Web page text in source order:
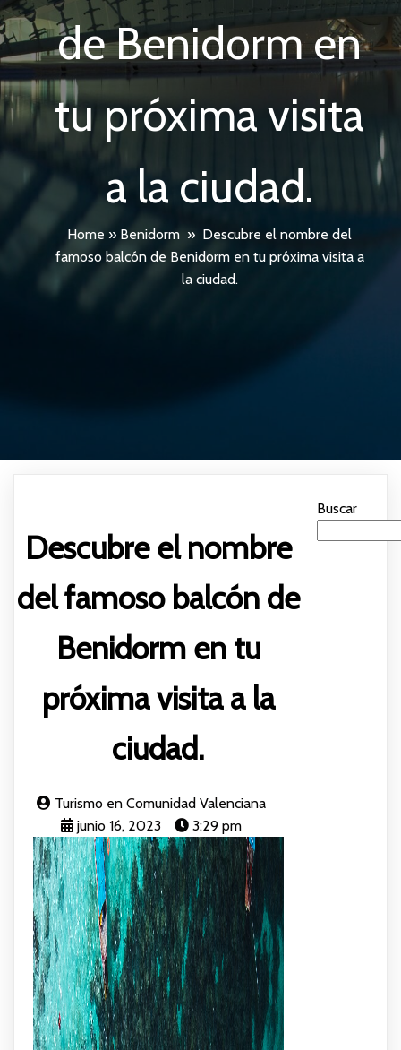
de Benidorm en
tu próxima visita
a la ciudad.
Home » Benidorm » Descubre el nombre del
famoso balcón de Benidorm en tu próxima visita a
la ciudad.
Descubre el nombre
del famoso balcón de
Benidorm en tu
próxima visita a la
ciudad.
Turismo en Comunidad Valenciana
junio 16, 2023
3:29 pm
Buscar